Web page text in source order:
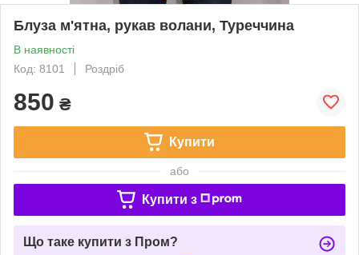
Блуза м'ятна, рукав волани, Туреччина
В наявності
Код: 8101
Роздріб
850 ₴
Купити
або
Купити з
Що таке купити з Пром?